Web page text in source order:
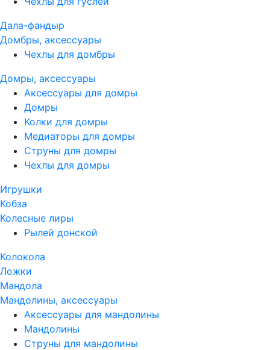
Дала-фандыр
Домбры, аксессуары
Чехлы для домбры
Домры, аксессуары
Аксессуары для домры
Домры
Колки для домры
Медиаторы для домры
Струны для домры
Чехлы для домры
Игрушки
Кобза
Колесные лиры
Рылей донской
Колокола
Ложки
Мандола
Мандолины, аксессуары
Аксессуары для мандолины
Мандолины
Струны для мандолины